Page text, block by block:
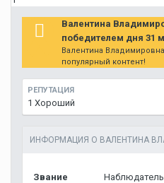
Валентина
победителем дня 31
Валентина
популярный контент!
РЕПУТАЦИЯ
1 Хороший
ИНФОРМАЦИЯ О ВАЛЕНТИНА
Звание Наблюдатель